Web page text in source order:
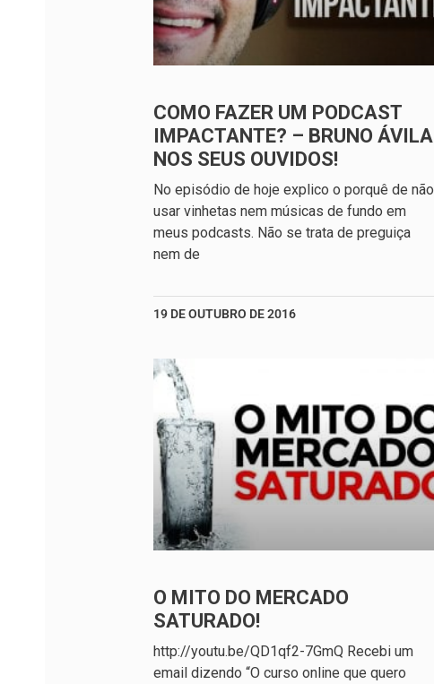
COMO FAZER UM PODCAST
IMPACTANTE? – BRUNO ÁVILA
NOS SEUS OUVIDOS!
No episódio de hoje explico o porquê de não
usar vinhetas nem músicas de fundo em
meus podcasts. Não se trata de preguiça
nem de
19 DE OUTUBRO DE 2016
O MITO DO MERCADO
SATURADO!
http://youtu.be/QD1qf2-7GmQ Recebi um
email dizendo “O curso online que quero